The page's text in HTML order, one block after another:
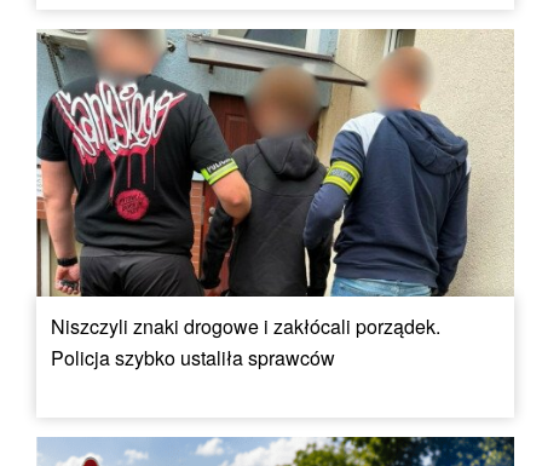
Niszczyli znaki drogowe i zakłócali porządek.
Policja szybko ustaliła sprawców